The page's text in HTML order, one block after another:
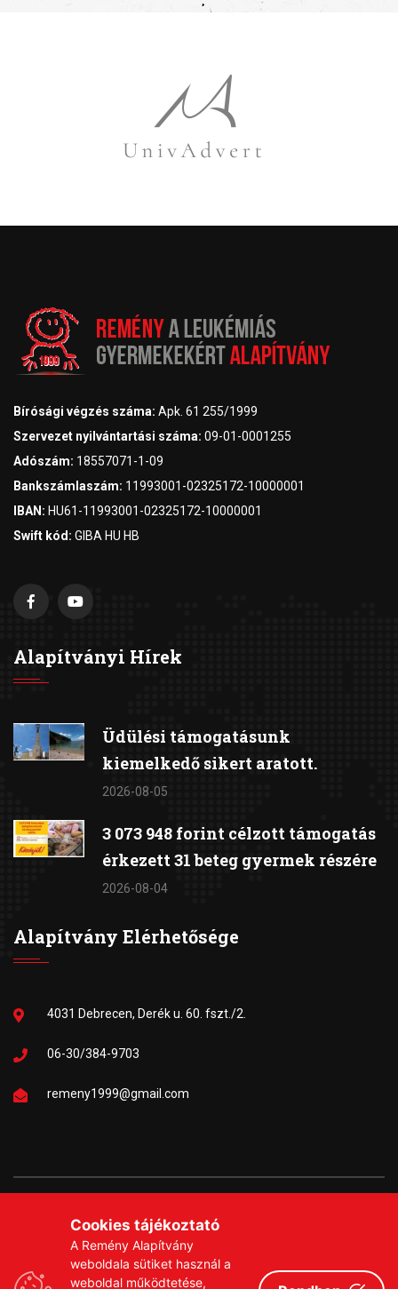
Bírósági végzés száma: Apk. 61 255/1999
Szervezet nyilvántartási száma: 09-01-0001255
Adószám: 18557071-1-09
Bankszámlaszám: 11993001-02325172-10000001
IBAN: HU61-11993001-02325172-10000001
Swift kód: GIBA HU HB
Alapítványi Hírek
Üdülési támogatásunk
kiemelkedő sikert aratott.
2026-08-05
3 073 948 forint célzott támogatás
érkezett 31 beteg gyermek részére
2026-08-04
Alapítvány Elérhetősége
4031 Debrecen, Derék u. 60. fszt./2.
06-30/384-9703
remeny1999@gmail.com
Copyrights © 2026 Remény a Leukémiás Gyermekekért
Közhasznú Alapítvány
Adatvédelmi szabályzat
Adományozási tájékoztató
Cookies tájékoztató
A Remény Alapítvány
weboldala sütiket használ a
weboldal működtetése,